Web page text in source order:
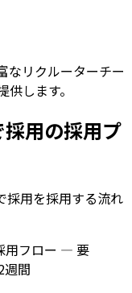
なリクルーターチー
します。
用の採用プ
採用を採用する流れ
用フロー — 要
週間